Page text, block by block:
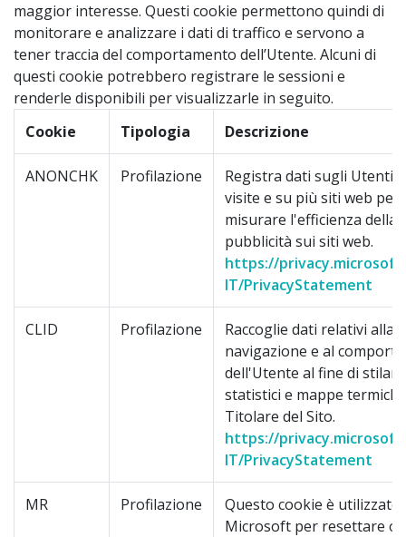
maggior interesse. Questi cookie permettono quindi di
monitorare e analizzare i dati di traffico e servono a
tener traccia del comportamento dell’Utente. Alcuni di
questi cookie potrebbero registrare le sessioni e
renderle disponibili per visualizzarle in seguito.
Cookie
Tipologia Descrizione
ANONCHK Profilazione
Registra dati sugli Utenti
visite e su più siti web per
misurare l'efficienza della
pubblicità sui siti web.
https://
IT/PrivacyStatement
CLID Profilazione
Raccoglie dati relativi alla
navigazione e al
dell'Utente al fine di
statistici e mappe
Titolare del Sito.
https://
IT/PrivacyStatement
MR Profilazione
Questo cookie è utilizzato
Microsoft per resettare o